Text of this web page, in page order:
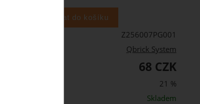
Z256007PG001
Qbrick System
68 CZK
21 %
Skladem